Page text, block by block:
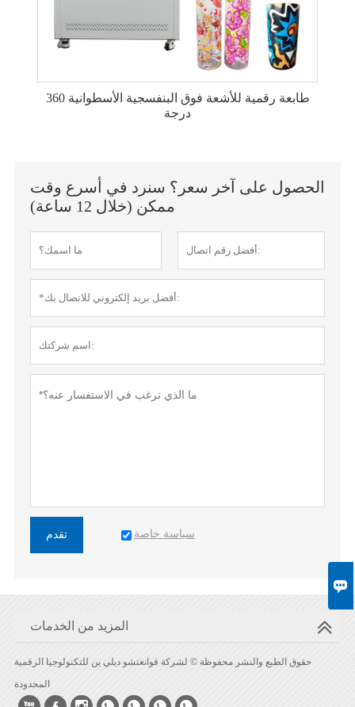

طابعة رقمية للأشعة فوق البنفسجية الأسطوانية 360
درجة
الحصول على آخر سعر؟ سنرد في أسرع وقت
ممكن (خلال 12 ساعة)
تقدم سياسة خاصة
المزيد من الخدمات
حقوق الطبع والنشر محفوظة © لشركة قوانغتشو ديلي ين للتكنولوجيا الرقمية
المحدودة